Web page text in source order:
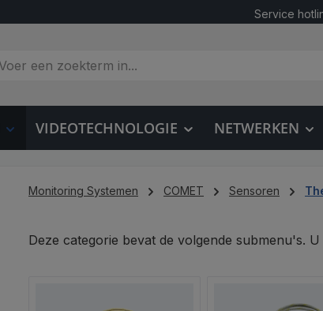
Service
VIDEOTECHNOLOGIE NETWERKEN
Monitoring Systemen COMET Sensoren
Deze categorie bevat de volgende submenu's.